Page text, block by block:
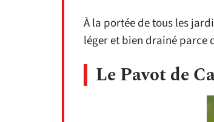
À la portée de tous les
léger et bien drainé parce
Le Pavot de